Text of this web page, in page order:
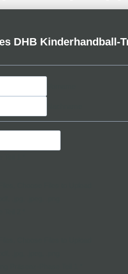
DHB Kinderhandball-